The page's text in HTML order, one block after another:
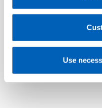
regarding processing of
Gefran - Privacy
Use